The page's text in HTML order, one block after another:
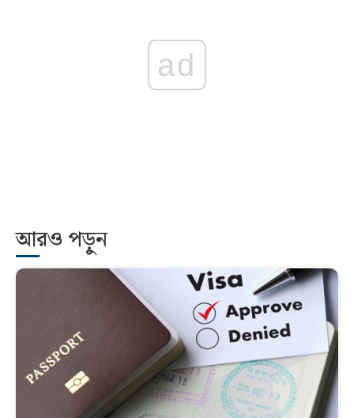
ad
আরও পড়ুন